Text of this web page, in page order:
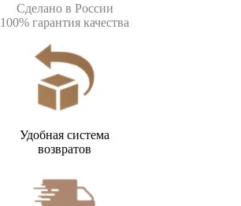
Сделано в России
100% гарантия качества
Удобная система
возвратов